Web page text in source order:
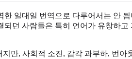
일대일 번역으로 다루어서는 안
던 사람들은 특히 언어가 유창하
만, 사회적 소진, 감각 과부하, 번